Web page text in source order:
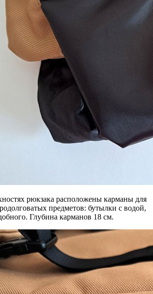
рюкзака расположены карманы для
предметов: бутылки с водой,
Глубина карманов 18 см.